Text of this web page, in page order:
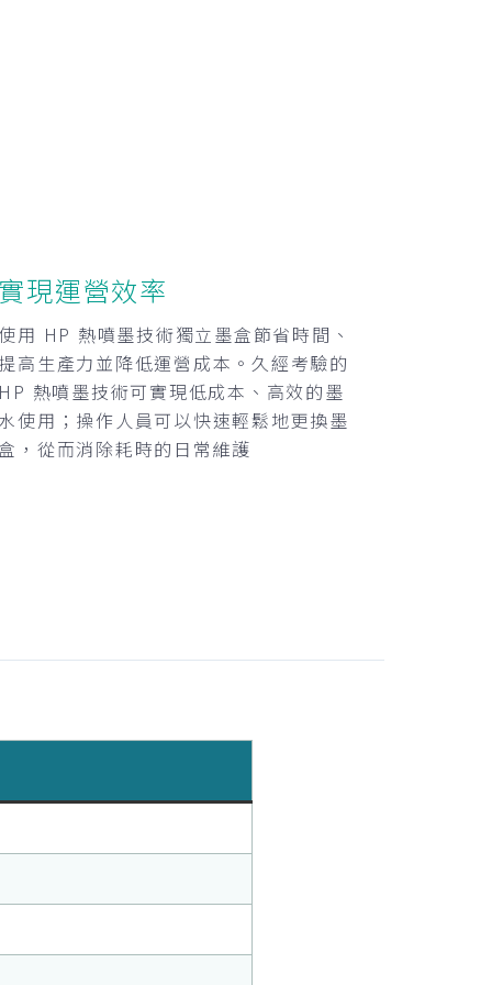
實現運營效率
用 HP 熱噴墨技術獨立墨盒節省時間、
高生產力並降低運營成本。久經考驗的
HP 熱噴墨技術可實現低成本、高效的墨
水使用；操作人員可以快速輕鬆地更換墨
，從而消除耗時的日常維護